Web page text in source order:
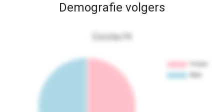
Demografie volgers
Geslacht